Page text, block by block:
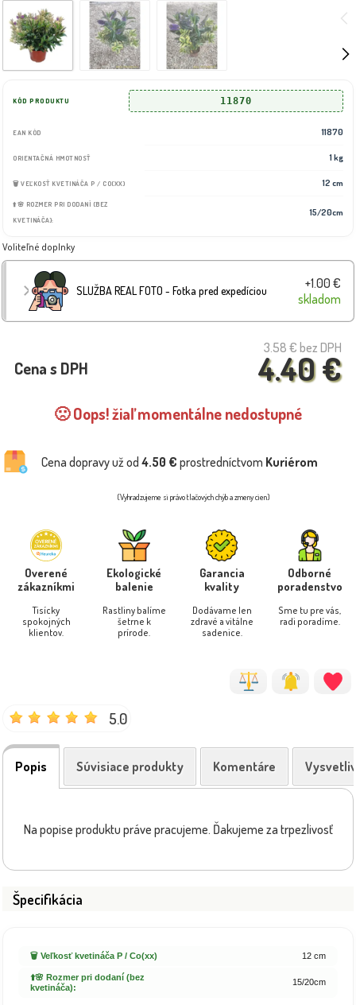
KÓD PRODUKTU 11870
EAN KÓD 11870
ORIENTAČNÁ HMOTNOSŤ 1 kg
🗑️ VEĽKOSŤ KVETINÁČA P / CO(XX) 12 cm
⬆️🌸 ROZMER PRI DODANÍ (BEZ
KVETINÁČA):
15/20cm
Voliteľné doplnky
SLUŽBA REAL FOTO - Fotka pred expedíciou
+1.00 €
skladom
3.58 € bez DPH
4.40 €
Cena s DPH
🙁 Oops! žiaľ momentálne nedostupné
Cena dopravy už od 4.50 € prostredníctvom Kuriérom
(Vyhradzujeme si právo tlačových chýb a zmeny cien)
Overené
zákazníkmi
Tisícky
spokojných
klientov.
Ekologické
balenie
Rastliny balíme
šetrne k
prírode.
Garancia
kvality
Dodávame len
zdravé a vitálne
sadenice.
Odborné
poradenstvo
Sme tu pre vás,
radi poradíme.
5.0
Popis Súvisiace produkty Komentáre
Na popise produktu práve pracujeme. Ďakujeme za trpezlivosť
Špecifikácia
🗑️ Veľkosť kvetináča P / Co(xx) 12 cm
⬆️🌸 Rozmer pri dodaní (bez
kvetináča):
15/20cm